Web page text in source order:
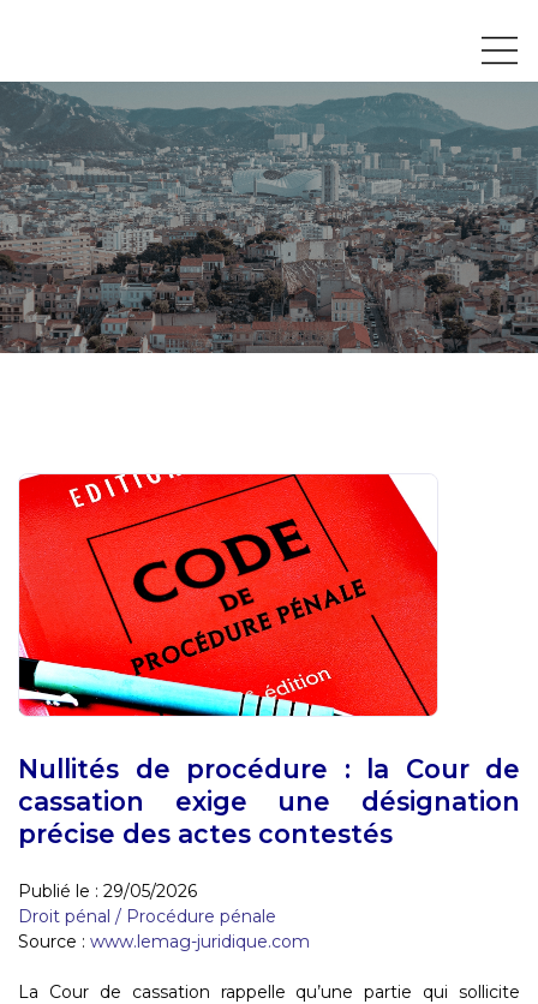
Nullités de procédure : la Cour de
cassation exige une désignation
précise des actes contestés
Publié le : 29/05/2026
Droit pénal / Procédure pénale
Source : www.lemag-juridique.com
La Cour de cassation rappelle qu’une partie qui sollicite